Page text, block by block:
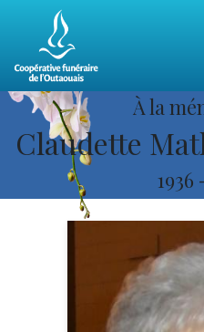
À la
Claudette
1936